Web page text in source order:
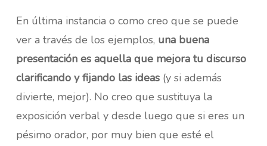
En última instancia o como creo que se puede
ver a través de los ejemplos, una buena
presentación es aquella que mejora tu discurso
clarificando y fijando las ideas(y si además
divierte, mejor). No creo que sustituya la
exposición verbal y desde luego que si eres un
pésimo orador, por muy bien que esté el